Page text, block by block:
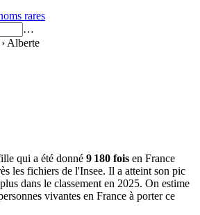
rares
…
› Alberte
qui a été donné 9 180 fois en France
les fichiers de l'Insee. Il a atteint son pic
dans le classement en 2025. On estime
vivantes en France à porter ce